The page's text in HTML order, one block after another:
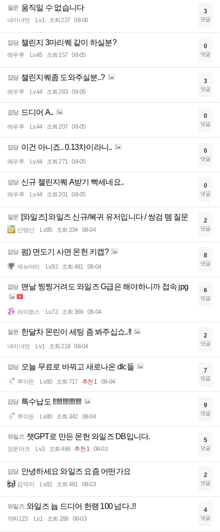
질문 움직일 수 없습니다
네이녀언 Lv.1 조회 237 08-06
3
댓글
잡담 챌린지 3마리퀘 같이 하실분?
레우루 Lv.45 조회 157 08-05
0
댓글
잡담 챌린지퀘좀 도와주실분..?
레우루 Lv.44 조회 283 08-05
3
댓글
잡담 드디어 A..
레우루 Lv.44 조회 207 08-05
0
댓글
잡담 이건 아니죠.. 0.13차이라니..
레우루 Lv.44 조회 271 08-05
0
댓글
잡담 신규 챌린지퀘 A받기 빡세네요..
레우루 Lv.44 조회 201 08-05
0
댓글
질문 [와일즈] 와일즈 신규/복귀 유저입니다 / 쌍검 템 질문
산방산 Lv.85 조회 234 08-04
2
댓글
잡담 펌) 면도기 사면 몬헌 키캡?
제뉴어리 Lv.92 조회 481 08-04
8
댓글
잡담 맨날 찡찡거려도 와일즈 G급은 해야하니까 접속 jpg
라이로스 Lv.72 조회 369 08-04
6
댓글
질문 한달차 몬린이 세팅 좀 봐주십쇼..!!
네이녀언 Lv.1 조회 218 08-04
2
댓글
잡담 오늘 무료로 바꿔고 새로나온 dlc들
루이든 Lv.80 조회 717 추천 1 08-04
7
댓글
잡담 특수납도 !!!!!!!!!!!!!!!!!!
루이든 Lv.80 조회 342 08-04
9
댓글
와일즈 챗GPT로 만든 몬헌 와일즈 DB입니다.
장운아크 Lv.3 조회 486 추천 1 08-03
5
댓글
잡담 안녕하세요 와일즈 요즘 어떤가요
김억지 Lv.82 조회 481 08-03
2
댓글
와일즈 와일즈 늅 드디어 헌랭 100 넘다..!!
깍찌123 Lv.1 조회 288 08-03
4
댓글